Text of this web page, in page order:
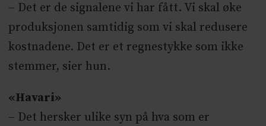
– Det er de signalene vi har fått. Vi skal øke
produksjonen samtidig som vi skal redusere
kostnadene. Det er et regnestykke som ikke
stemmer, sier hun.
«Havari»
– Det hersker ulike syn på hva som er